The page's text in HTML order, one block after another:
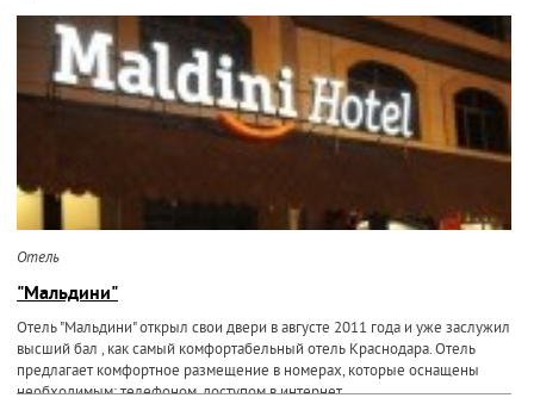
Отель
"Мальдини"
Отель "Мальдини" открыл свои двери в августе 2011 года и уже заслужил
высший бал , как самый комфортабельный отель Краснодара. Отель
предлагает комфортное размещение в номерах, которые оснащены
необходимым: телефоном, доступом в интернет...